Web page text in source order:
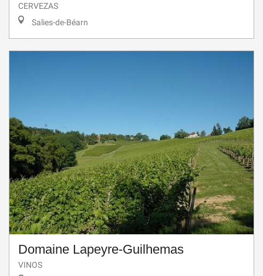
CERVEZAS
Salies-de-Béarn
Domaine Lapeyre-Guilhemas
VINOS